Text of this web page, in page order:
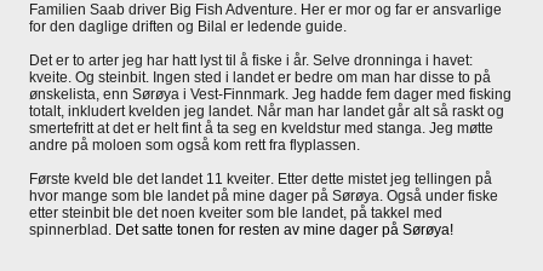
Familien Saab driver Big Fish Adventure. Her er mor og far er ansvarlige
for den daglige driften og Bilal er ledende guide.
Det er to arter jeg har hatt lyst til å fiske i år. Selve dronninga i havet:
kveite. Og steinbit. Ingen sted i landet er bedre om man har disse to på
ønskelista, enn Sørøya i Vest-Finnmark. Jeg hadde fem dager med fisking
totalt, inkludert kvelden jeg landet. Når man har landet går alt så raskt og
smertefritt at det er helt fint å ta seg en kveldstur med stanga. Jeg møtte
andre på moloen som også kom rett fra flyplassen.
Første kveld ble det landet 11 kveiter. Etter dette mistet jeg tellingen på
hvor mange som ble landet på mine dager på Sørøya. Også under fiske
etter steinbit ble det noen kveiter som ble landet, på takkel med
spinnerblad. Det satte tonen for resten av mine dager på Sørøya!